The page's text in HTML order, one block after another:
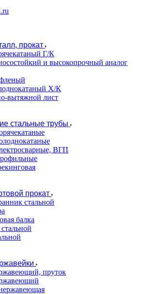
прокат
Г/К
и высокопрочный аналог
Х/К
вытяжной лист
стальные трубы
ВГП
прокат
стальной
балка
пруток